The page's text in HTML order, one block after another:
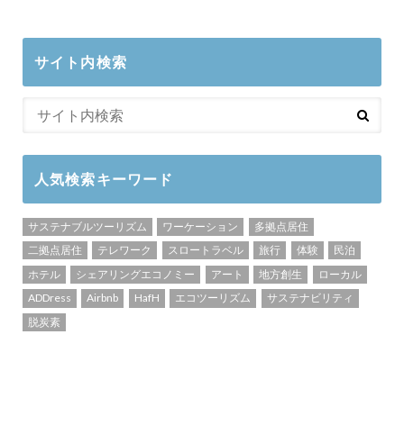
サイト内検索
人気検索キーワード
サステナブルツーリズム ワーケーション
多拠点居住
二拠点居住
テレワーク スロートラベル 旅行 体験
民泊
ホテル
シェアリングエコノミー アート 地方創生
ローカル
ADDress
Airbnb HafH エコツーリズム
サステナビリティ
脱炭素